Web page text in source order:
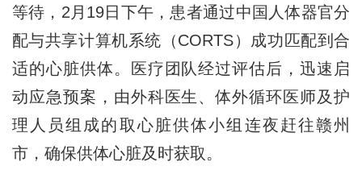
等待，2月19日下午，患者通过中国人体器官分
配与共享计算机系统（CORTS）成功匹配到合
适的心脏供体。医疗团队经过评估后，迅速启
动应急预案，由外科医生、体外循环医师及护
理人员组成的取心脏供体小组连夜赶往赣州
市，确保供体心脏及时获取。